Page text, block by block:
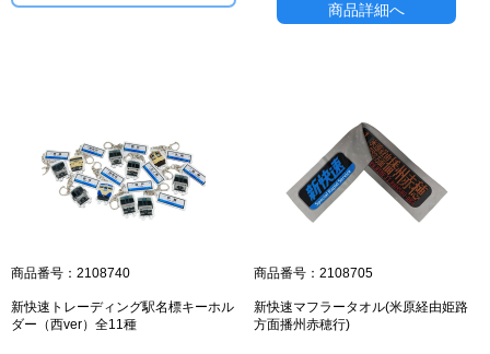
商品詳細へ
商品番号：2108740
新快速トレーディング駅名標キーホル
ダー（西ver）全11種
商品番号：2108705
新快速マフラータオル(米原経由姫路
方面播州赤穂行)